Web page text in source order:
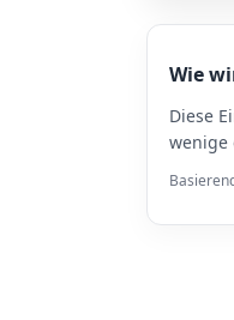
Wie
Diese
wenige